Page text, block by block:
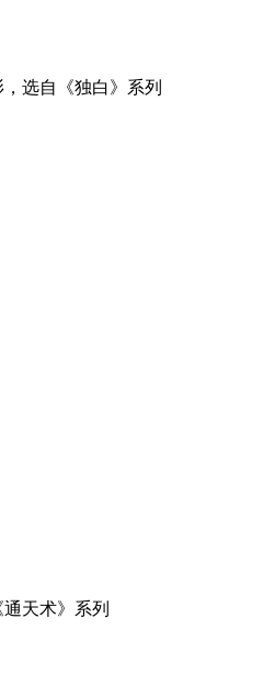
选自《独白》系列
通天术》系列